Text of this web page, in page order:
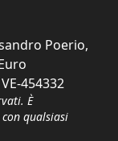
Poerio,
454332
È
qualsiasi